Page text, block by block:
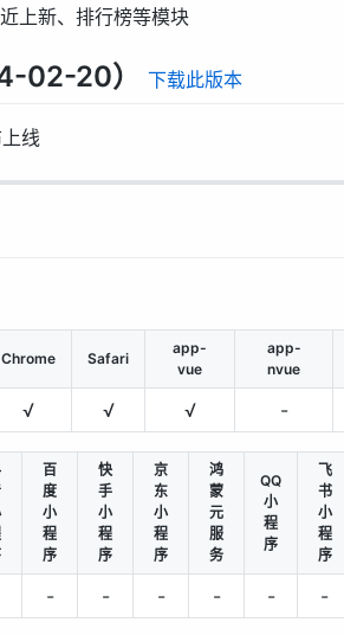
上新、排行榜等模块
02-20） 下载此版本
线
Chrome Safari
app-
vue
app-
nvue
√ √ √ -
百
度
小
程
序
快
手
小
程
序
京
东
小
程
序
鸿
蒙
元
服
务
QQ
小
程
序
飞
书
小
程
序
- - - - - -